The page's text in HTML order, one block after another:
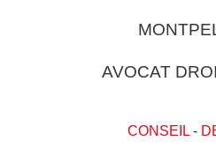
AVOCAT
CONSEIL-